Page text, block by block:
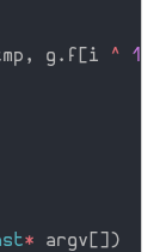
, g . f [i ^ 1
* argv [] )